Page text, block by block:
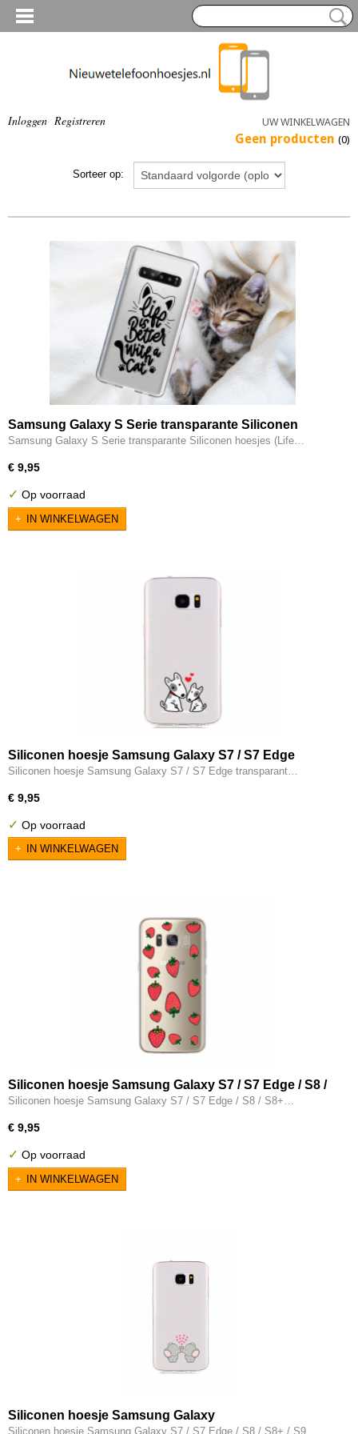
Inloggen Registreren UW WINKELWAGEN
Geen producten (0)
Sorteer op:
Samsung Galaxy S Serie transparante Siliconen
hoesjes (Life is better with a cat)
Samsung Galaxy S Serie transparante Siliconen hoesjes (Life…
€ 9,95
✓ Op voorraad
IN WINKELWAGEN
Siliconen hoesje Samsung Galaxy S7 / S7 Edge
transparant hondjes
Siliconen hoesje Samsung Galaxy S7 / S7 Edge transparant…
€ 9,95
✓ Op voorraad
IN WINKELWAGEN
Siliconen hoesje Samsung Galaxy S7 / S7 Edge / S8 /
S8+ transparant aardbeien
Siliconen hoesje Samsung Galaxy S7 / S7 Edge / S8 / S8+…
€ 9,95
✓ Op voorraad
IN WINKELWAGEN
Siliconen hoesje Samsung Galaxy
S7/S7Edge/S8/S8+/S9/S9+/S10 /S10+/S10E - Twee
Siliconen hoesje Samsung Galaxy S7 / S7 Edge / S8 / S8+ / S9…